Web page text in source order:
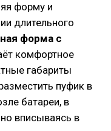
форму и
длительного
форма с
комфортное
габариты
пуфик в
батареи, в
вписываясь в